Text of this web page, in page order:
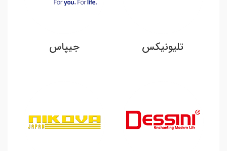
تلیونیکس جیپاس